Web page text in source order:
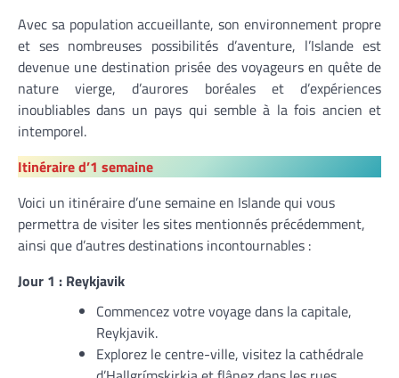
Avec sa population accueillante, son environnement propre
et ses nombreuses possibilités d’aventure, l’Islande est
devenue une destination prisée des voyageurs en quête de
nature vierge, d’aurores boréales et d’expériences
inoubliables dans un pays qui semble à la fois ancien et
intemporel.
Itinéraire d’1 semaine
Voici un itinéraire d’une semaine en Islande qui vous
permettra de visiter les sites mentionnés précédemment,
ainsi que d’autres destinations incontournables :
Jour 1 : Reykjavik
Commencez votre voyage dans la capitale,
Reykjavik.
Explorez le centre-ville, visitez la cathédrale